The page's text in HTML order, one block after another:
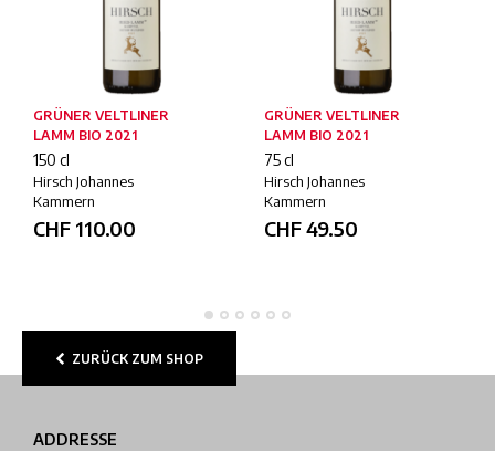
GRÜNER VELTLINER
LAMM BIO 2021
150 cl
Hirsch Johannes
Kammern
CHF 110.00
GRÜNER VELTLINER
LAMM BIO 2021
75 cl
Hirsch Johannes
Kammern
CHF49.50
ZURÜCK ZUM SHOP
ADDRESSE